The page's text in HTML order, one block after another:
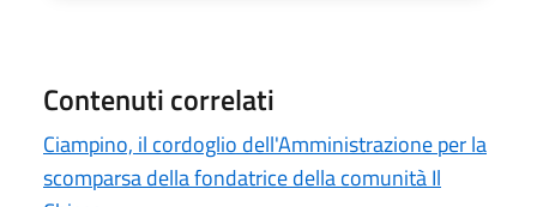
Contenuti correlati
Ciampino, il cordoglio dell'Amministrazione per la
scomparsa della fondatrice della comunità Il